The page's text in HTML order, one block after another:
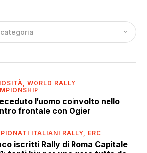
WORLD RALLY
l’uomo coinvolto nello
frontale con Ogier
ITALIANI RALLY, ERC
iscritti Rally di Roma Capitale